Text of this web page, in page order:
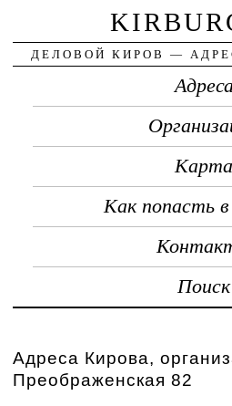
ДЕЛОВОЙ КИРОВ —
Адреса
Карта
Как попасть
Поиск
Адреса Кирова,
Преображенская 82